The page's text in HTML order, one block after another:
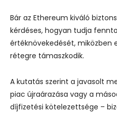
Bár az Ethereum kiváló
kérdéses, hogyan tudja
értéknövekedését, miközben
rétegre támaszkodik.
A kutatás szerint a javasolt
piac újraárazása vagy a
díjfizetési kötelezettsége –